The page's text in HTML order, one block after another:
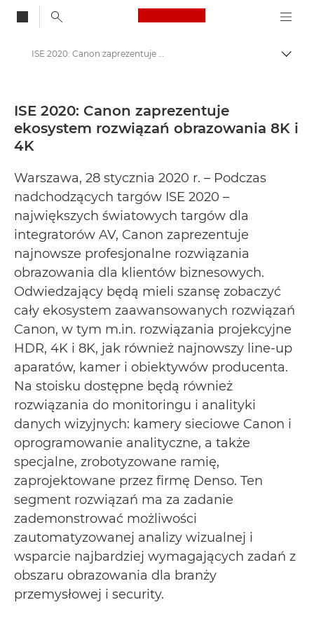
Canon Logo, back
Centrum prasowe
Informacje prasowe – Centrum Prasowe Canon
ISE 2020: Canon zaprezentuje ekosystem rozwiązań obrazowania 8K i 4K - Centrum prasowe firmy Canon
ISE 2020: Canon zaprezentuje
ekosystem rozwiązań obrazowania 8K i
4K
Warszawa, 28 stycznia 2020 r. – Podczas
nadchodzących targów ISE 2020 –
największych światowych targów dla
integratorów AV, Canon zaprezentuje
najnowsze profesjonalne rozwiązania
obrazowania dla klientów biznesowych.
Odwiedzający będą mieli szansę zobaczyć
cały ekosystem zaawansowanych rozwiązań
Canon, w tym m.in. rozwiązania projekcyjne
HDR, 4K i 8K, jak również najnowszy line-up
aparatów, kamer i obiektywów producenta.
Na stoisku dostępne będą również
rozwiązania do monitoringu i analityki
danych wizyjnych: kamery sieciowe Canon i
oprogramowanie analityczne, a także
specjalne, zrobotyzowane ramię,
zaprojektowane przez firmę Denso. Ten
segment rozwiązań ma za zadanie
zademonstrować możliwości
zautomatyzowanej analizy wizualnej i
wsparcie najbardziej wymagających zadań z
obszaru obrazowania dla branży
przemysłowej i security.